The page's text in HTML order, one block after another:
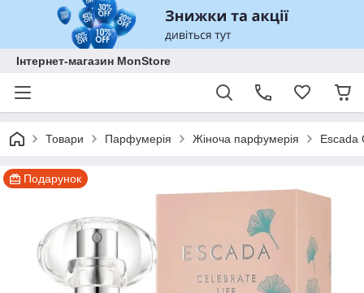
Інтернет-магазин MonStore
Товари Парфумерія Жіноча парфумерія Escada
Подарунок